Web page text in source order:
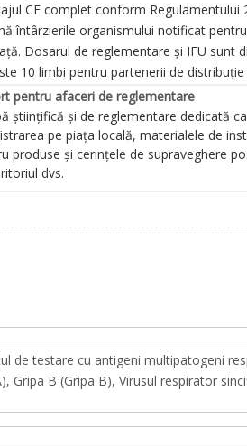
CE complet conform Regulamentului
întârzierile organismului notificat
Dosarul de reglementare și IFU sunt
10 limbi pentru partenerii de distribuție
pentru afaceri de reglementare
științifică și de reglementare dedicată
pe piața locală, materialele de
produse și cerințele de supraveghere
dvs.
de testare cu antigeni multipatogeni
Gripa B (Gripa B), Virusul respirator